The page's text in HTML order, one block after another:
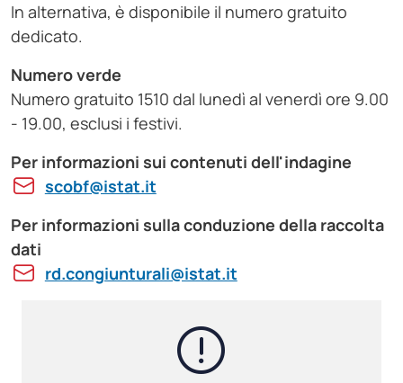
In alternativa, è disponibile il numero gratuito
dedicato.
Numero verde
Numero gratuito 1510 dal lunedì al venerdì ore 9.00
- 19.00, esclusi i festivi.
Per informazioni sui contenuti dell'indagine
scobf@istat.it
Per informazioni sulla conduzione della raccolta
dati
rd.congiunturali@istat.it